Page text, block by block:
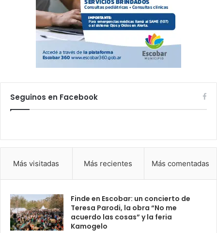
Seguinos en Facebook
Más visitadas Más recientes Más comentadas
Finde en Escobar: un concierto de
Teresa Parodi, la obra “No me
acuerdo las cosas” y la feria
Kamogelo